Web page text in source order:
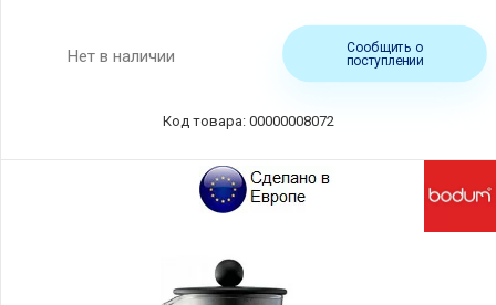
Нет в наличии
Сообщить о
поступлении
Код товара: 00000008072